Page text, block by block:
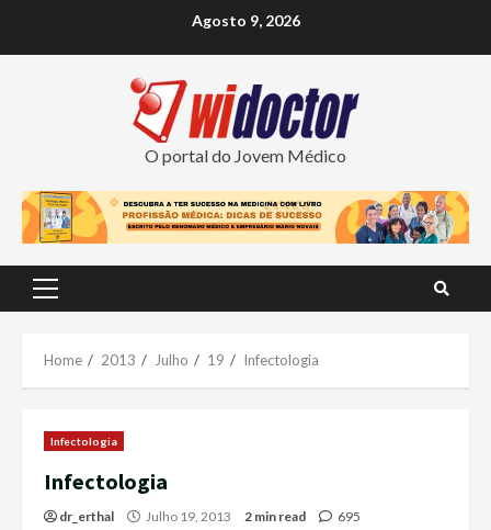
Agosto 9, 2026
O portal do Jovem Médico
Primary
Home 2013 Julho 19 Infectologia
Infectologia
Infectologia
dr_erthal Julho 19, 2013 2 min read 695